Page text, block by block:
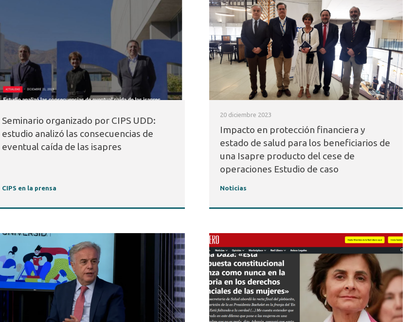
Seminario organizado por CIPS UDD:
estudio analizó las consecuencias de
eventual caída de las isapres
CIPS en la prensa
20 diciembre 2023
Impacto en protección financiera y
estado de salud para los beneficiarios de
una Isapre producto del cese de
operaciones Estudio de caso
Noticias